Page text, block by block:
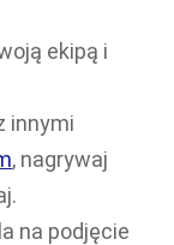
ekipą i
innymi
, nagrywaj
na podjęcie